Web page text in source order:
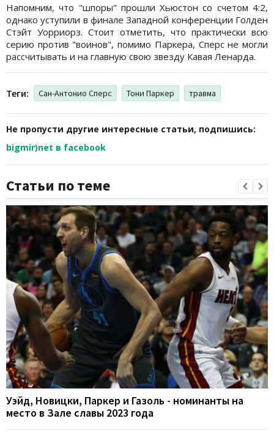
Напомним, что "шпоры" прошли Хьюстон со счетом 4:2,
однако уступили в финале Западной конференции Голден
Стэйт Уорриорз. Стоит отметить, что практически всю
серию против "воинов", помимо Паркера, Сперс не могли
рассчитывать и на главную свою звезду Кавая Ленарда.
Теги: Сан-Антонио Сперс Тони Паркер травма
Не пропусти другие интересные статьи, подпишись:
bigmir)net в facebook
Статьи по теме
Уэйд, Новицки, Паркер и Газоль - номинанты на
место в Зале славы 2023 года